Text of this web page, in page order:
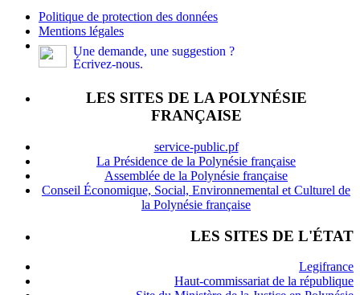
Politique de protection des données
Mentions légales
Une demande, une suggestion ?
Écrivez-nous.
LES SITES DE LA POLYNÉSIE
FRANÇAISE
service-public.pf
La Présidence de la Polynésie française
Assemblée de la Polynésie française
Conseil Économique, Social, Environnemental et Culturel de
la Polynésie française
LES SITES DE L'ÉTAT
Legifrance
Haut-commissariat de la république